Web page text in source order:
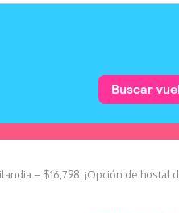
– $16,798. ¡Opción de